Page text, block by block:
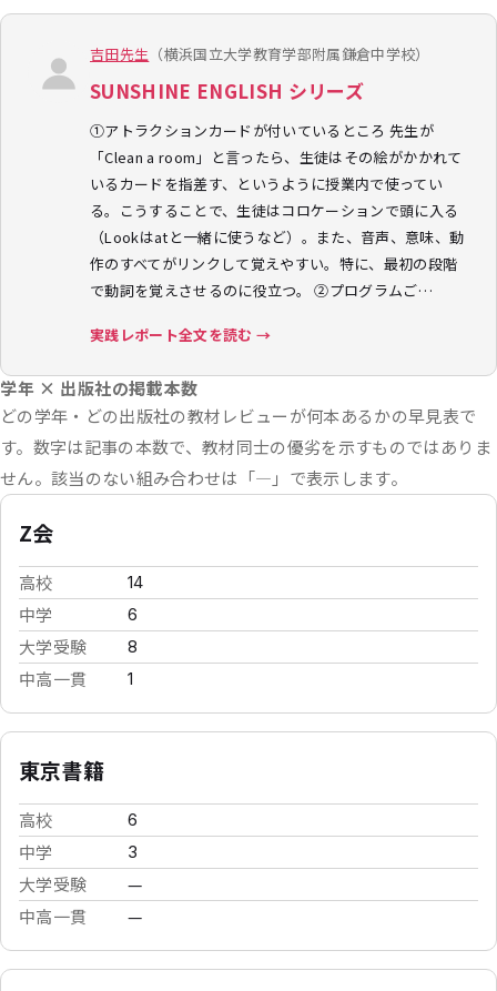
吉田先生 （横浜国立大学教育学部附属鎌倉中学校）
SUNSHINE ENGLISH シリーズ
①アトラクションカードが付いているところ 先生が
「Clean a room」と言ったら、生徒はその絵がかかれて
いるカードを指差す、というように授業内で使ってい
る。こうすることで、生徒はコロケーションで頭に入る
（Lookはatと一緒に使うなど）。また、音声、意味、動
作のすべてがリンクして覚えやすい。特に、最初の段階
で動詞を覚えさせるのに役立つ。 ②プログラムご…
実践レポート全文を読む →
学年 × 出版社の掲載本数
どの学年・どの出版社の教材レビューが何本あるかの早見表で
す。数字は記事の本数で、教材同士の優劣を示すものではありま
せん。該当のない組み合わせは「—」で表示します。
Z会
高校 14
中学 6
大学受験 8
中高一貫 1
東京書籍
高校 6
中学 3
大学受験
—
中高一貫
—